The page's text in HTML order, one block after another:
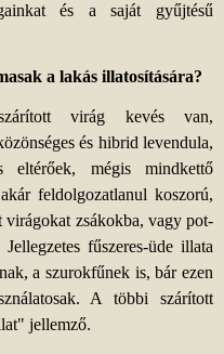
és a saját gyűjtésű
a lakás illatosítására?
virág kevés van,
és hibrid levendula,
mégis mindkettő
feldolgozatlanul koszorú,
virágokat zsákokba, vagy pot-
fűszeres-üde illata
a szurokfűnek is, bár ezen
A többi szárított
jellemző.